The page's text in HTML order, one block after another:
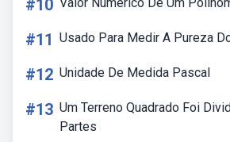
#10
#11 Usado Para Medir A Pureza
#12 Unidade De Medida Pascal
#13 Um Terreno Quadrado Foi
Partes